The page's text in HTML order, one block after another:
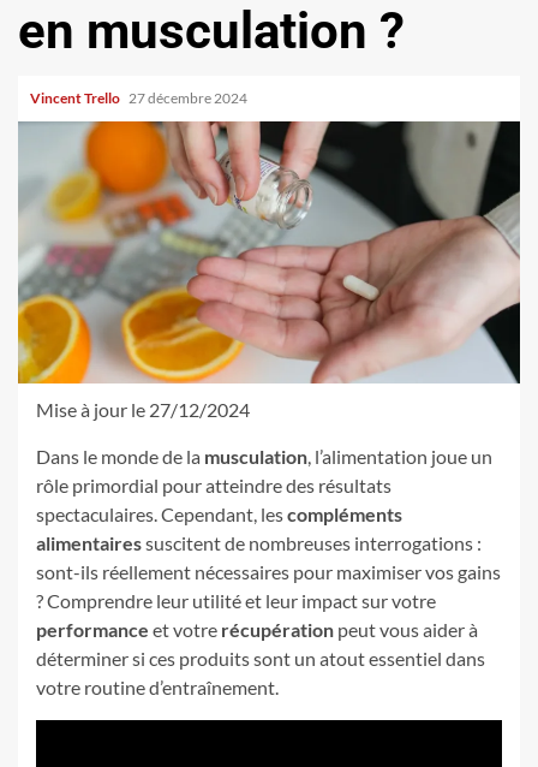
en musculation ?
Vincent Trello 27 décembre 2024
Mise à jour le 27/12/2024
Dans le monde de la musculation, l’alimentation joue un
rôle primordial pour atteindre des résultats
spectaculaires. Cependant, lescompléments
alimentairessuscitent de nombreuses interrogations :
sont-ils réellement nécessaires pour maximiser vos gains
? Comprendre leur utilité et leur impact sur votre
performance et votre récupération peut vous aider à
déterminer si ces produits sont un atout essentiel dans
votre routine d’entraînement.